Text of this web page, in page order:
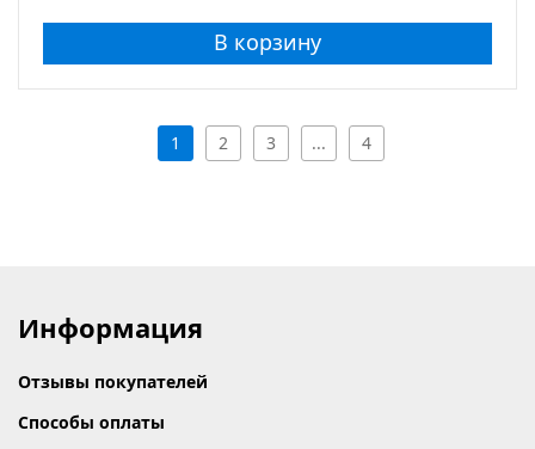
В корзину
1 2 3 ... 4
Информация
Отзывы покупателей
Способы оплаты